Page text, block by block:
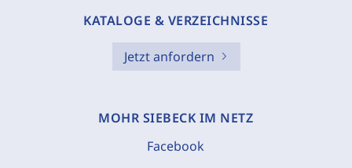
KATALOGE & VERZEICHNISSE
Jetzt anfordern
MOHR SIEBECK IM NETZ
Facebook